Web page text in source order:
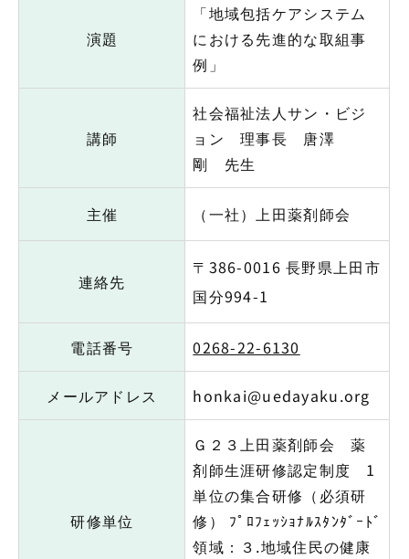
演題
「地域包括ケアシステム
における先進的な取組事
例」
講師
社会福祉法人サン・ビジ
ョン 理事長 唐澤
剛 先生
主催 （一社）上田薬剤師会
連絡先
〒386-0016 長野県上田市
国分994-1
電話番号 0268-22-6130
メールアドレス honkai@uedayaku.org
研修単位
Ｇ２３上田薬剤師会 薬
剤師生涯研修認定制度 1
単位の集合研修（必須研
修） ﾌﾟﾛﾌｪｯｼｮﾅﾙｽﾀﾝﾀﾞｰﾄﾞ
領域：３.地域住民の健康